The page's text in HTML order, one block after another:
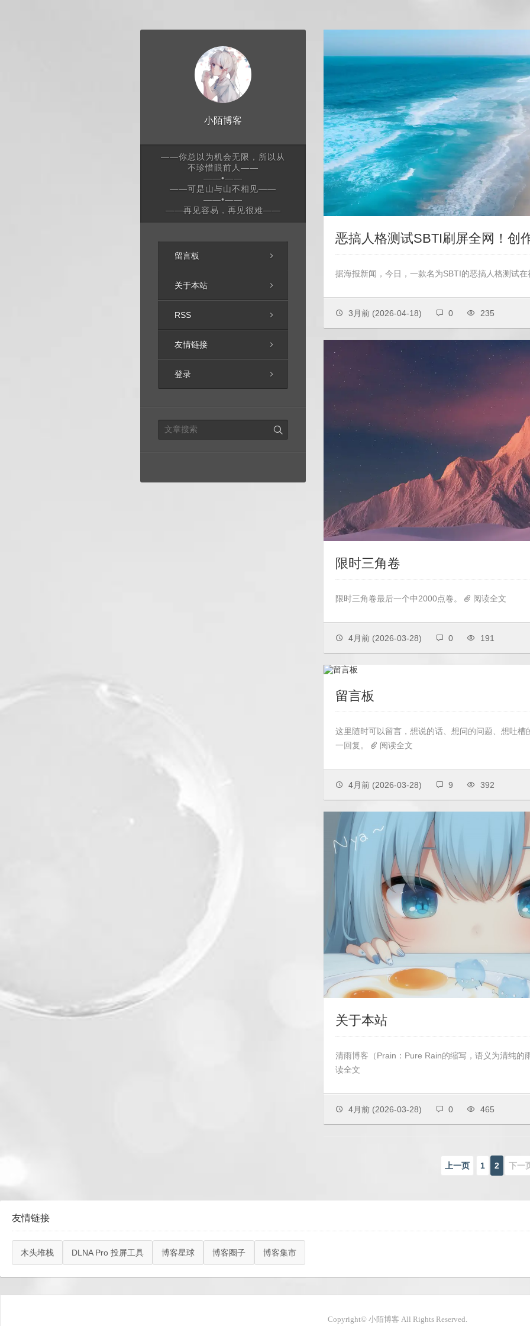
小陌博客
——你总以为机会无限，所以从
不珍惜眼前人——
——•——
——可是山与山不相见——
——•——
——再见容易，再见很难——
留言板
关于本站
RSS
友情链接
登录
恶搞人格测试SBTI刷屏全网！创
据海报新闻，今日，一款名为SBTI的恶搞人格测试
3月前 (2026-04-18) 0 235
限时三角卷
限时三角卷最后一个中2000点卷。 阅读全文
4月前 (2026-03-28) 0 191
留言板
这里随时可以留言，想说的话、想问的问题、想吐
一回复。
阅读全文
4月前 (2026-03-28) 9 392
关于本站
清雨博客（Prain：Pure Rain的缩写，语义为清纯的
读全文
4月前 (2026-03-28) 0 465
上一页 1 2 下一
友情链接
木头堆栈 DLNA Pro 投屏工具 博客星球 博客圈子 博客集市
Copyright© 小陌博客 All Rights Reserved.